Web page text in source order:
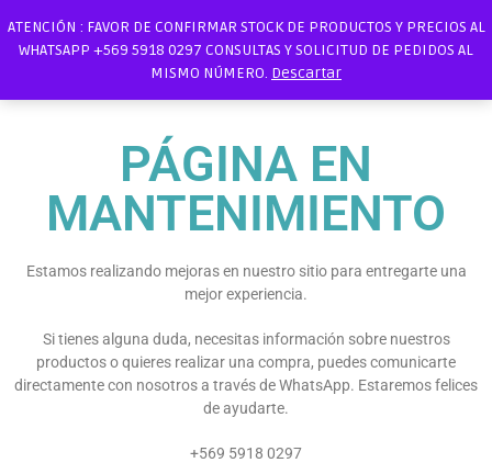
ATENCIÓN : FAVOR DE CONFIRMAR STOCK DE PRODUCTOS Y PRECIOS AL
WHATSAPP +569 5918 0297 CONSULTAS Y SOLICITUD DE PEDIDOS AL
MISMO NÚMERO. Descartar
PÁGINA EN
MANTENIMIENTO
Estamos realizando mejoras en nuestro sitio para entregarte una
mejor experiencia.
Si tienes alguna duda, necesitas información sobre nuestros
productos o quieres realizar una compra, puedes comunicarte
directamente con nosotros a través de WhatsApp. Estaremos felices
de ayudarte.
+569 5918 0297